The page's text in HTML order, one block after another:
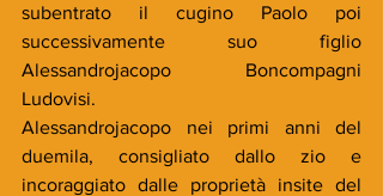
subentrato il cugino Paolo poi
successivamente suo figlio
Alessandrojacopo  Boncompagni
Ludovisi.
Alessandrojacopo nei primi anni del
duemila, consigliato dallo zio e
incoraggiato dalle proprietà insite del